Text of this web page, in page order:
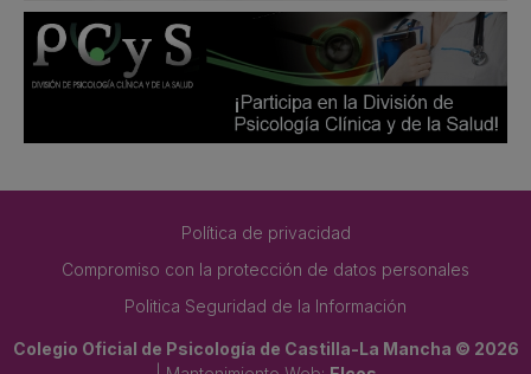
Política de privacidad
Compromiso con la protección de datos personales
Politica Seguridad de la Información
Colegio Oficial de Psicología de Castilla-La Mancha © 2026